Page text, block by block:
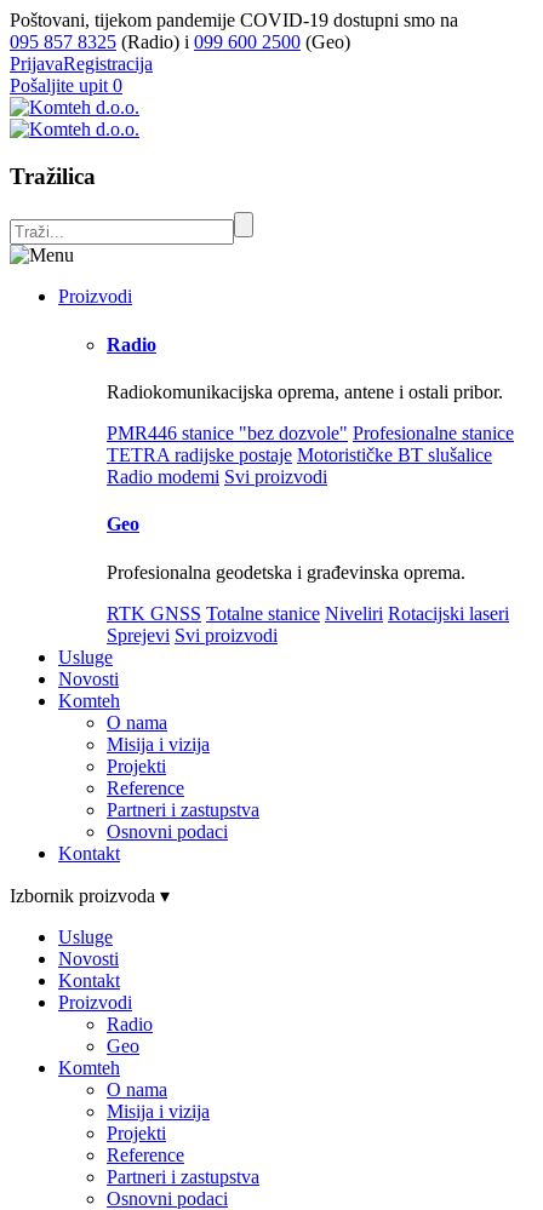
Poštovani, tijekom pandemije COVID-19 dostupni smo na
095 857 8325 (Radio) i 099 600 2500 (Geo)
PrijavaRegistracija
Pošaljite upit 0
Tražilica
Proizvodi
Radio
Radiokomunikacijska oprema, antene i ostali pribor.
PMR446 stanice "bez dozvole" Profesionalne stanice
TETRA radijske postaje Motorističke BT slušalice
Radio modemi Svi proizvodi
Geo
Profesionalna geodetska i građevinska oprema.
RTK GNSS Totalne stanice Niveliri Rotacijski laseri
Sprejevi Svi proizvodi
Usluge
Novosti
Komteh
O nama
Misija i vizija
Projekti
Reference
Partneri i zastupstva
Osnovni podaci
Kontakt
Izbornik proizvoda ▾
Usluge
Novosti
Kontakt
Proizvodi
Radio
Geo
Komteh
O nama
Misija i vizija
Projekti
Reference
Partneri i zastupstva
Osnovni podaci